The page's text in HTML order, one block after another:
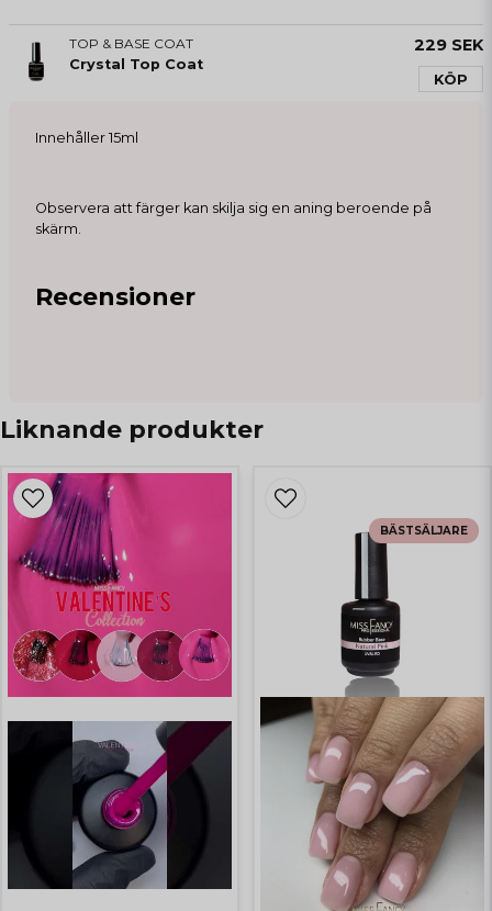
TOP & BASE COAT
Crystal Top Coat
229 SEK
KÖP
Innehåller 15ml
Observera att färger kan skilja sig en aning beroende på
skärm.
Recensioner
Liknande produkter
BÄSTSÄLJARE